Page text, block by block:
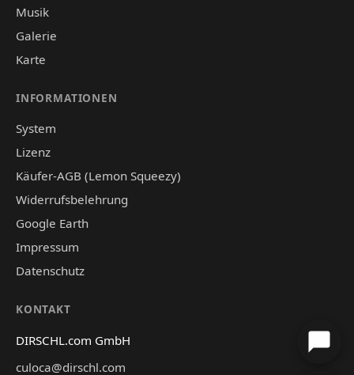
Musik
Galerie
Karte
INFORMATIONEN
System
Lizenz
Käufer-AGB (Lemon Squeezy)
Widerrufsbelehrung
Google Earth
Impressum
Datenschutz
KONTAKT
DIRSCHL.com GmbH
culoca@dirschl.com